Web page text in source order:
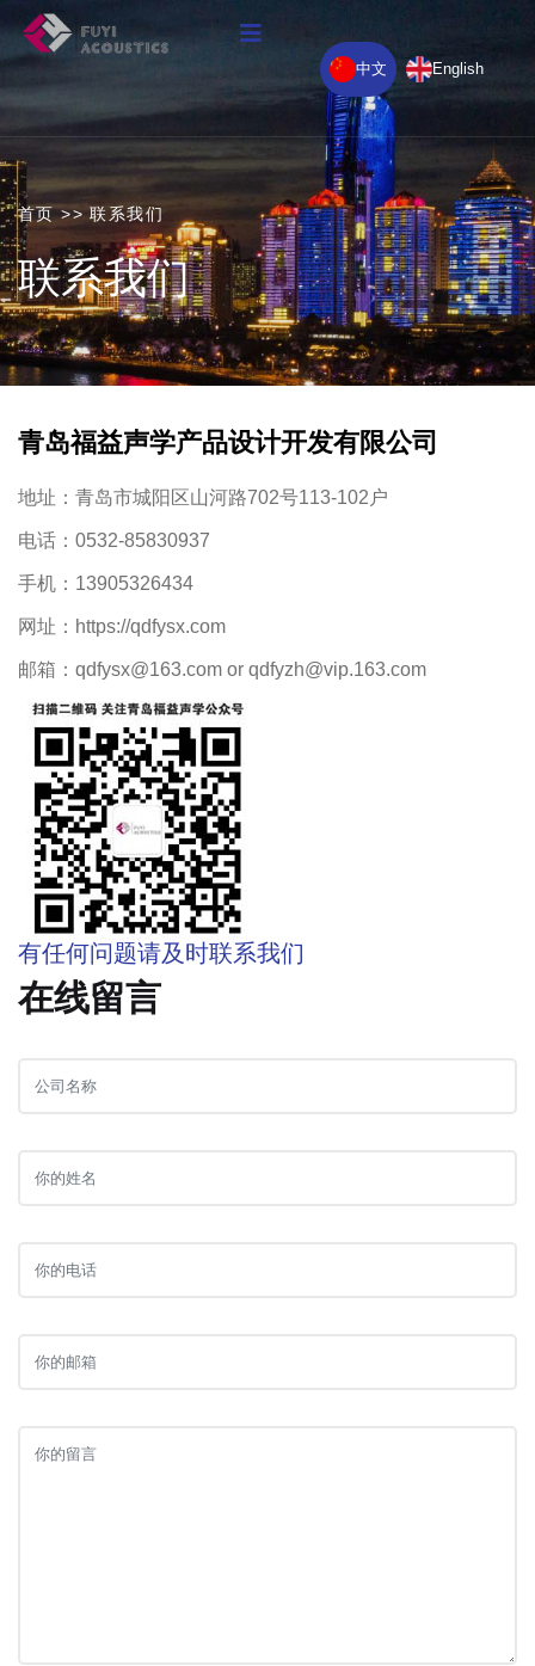
中文 English
首页>>联系我们
联系我们
青岛福益声学产品设计开发有限公司
地址：青岛市城阳区山河路702号113-102户
电话：0532-85830937
手机：13905326434
网址：https://qdfysx.com
邮箱：qdfysx@163.com or qdfyzh@vip.163.com
有任何问题请及时联系我们
在线留言
公
姓
电
邮
内